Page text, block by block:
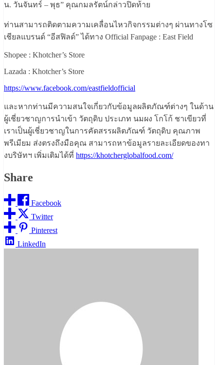
น. วันจันทร์ – พุธ” คุณกมลรัตน์กล่าวปิดท้าย
ท่านสามารถติดตามความเคลื่อนไหวกิจกรรมต่างๆ ผ่านทางโซ
เชียลแบรนด์ “อีสฟิลด์” ได้ทาง Official Fanpage : East Field
Shopee : Khotcher’s Store
Lazada : Khotcher’s Store
https://www.facebook.com/eastfieldofficial
และหากท่านมีความสนใจเกี่ยวกับข้อมูลผลิตภัณฑ์ต่างๆ ในด้าน
ผู้เชี่ยวชาญการนำเข้า วัตถุดิบ ประเภท นมผง โกโก้ ชาเขียวที่
เราเป็นผู้เชี่ยวชาญในการคัดสรรผลิตภัณฑ์ วัตถุดิบ คุณภาพ
พรีเมียม ส่งตรงถึงมือคุณ สามารถหาข้อมูลรายละเอียดของทา
งบริษัทฯ เพิ่มเติมได้ที่ https://khotcherglobalfood.com/
Share
Facebook
Twitter
Pinterest
LinkedIn